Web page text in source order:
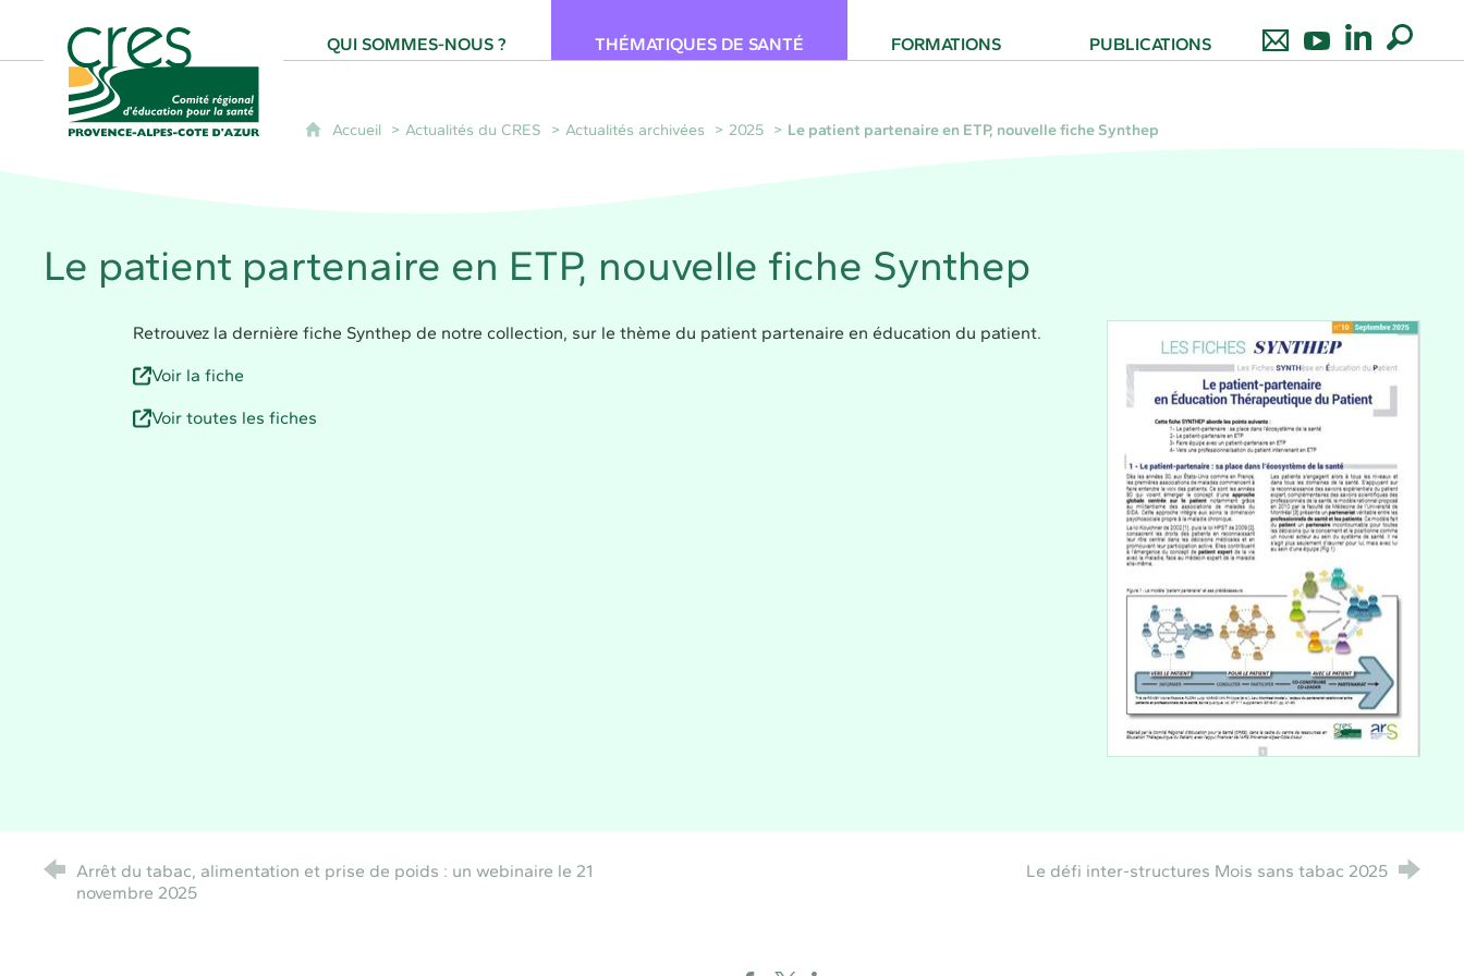
QUI SOMMES-NOUS ?
THÉMATIQUES DE SANTÉ FORMATIONS PUBLICATIONS
Accueil Actualités du CRES Actualités archivées 2025 Le patient partenaire en ETP, nouvelle fiche Synthep
Le patient partenaire en ETP, nouvelle fiche Synthep
Retrouvez la dernière fiche Synthep de notre collection, sur le thème du patient partenaire en éducation du patient.
Voir la fiche
Voir toutes les fiches
Arrêt du tabac, alimentation et prise de poids : un webinaire le 21
novembre 2025
Le défi inter-structures Mois sans tabac 2025